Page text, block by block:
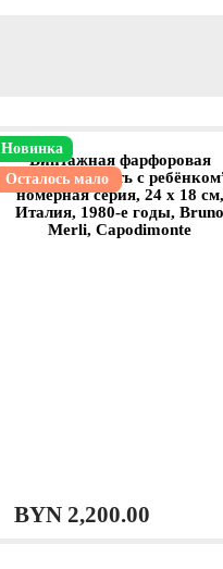
Новинка
Осталось мало
Винтажная фарфоровая
статуэтка “Мать с
номерная серия, 24 х 18 см,
Италия, 1980-е годы, Bruno
Merli, Capodimonte
BYN 2,200.00